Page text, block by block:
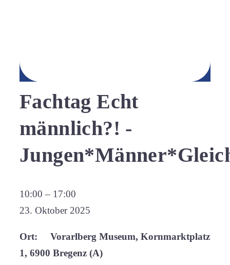
Fachtag Echt
männlich?! -
Fachtag
Echt
-
Jungen*Männer*Gleichstellung
10:00 – 17:00
23. Oktober 2025
Ort: Vorarlberg Museum, Kornmarktplatz
1, 6900 Bregenz (A)